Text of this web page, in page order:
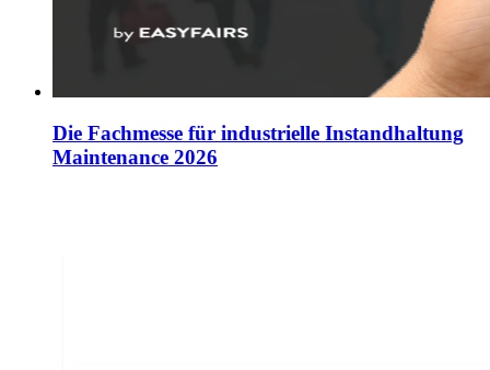
Die Fachmesse für industrielle Instandhaltung
Maintenance 2026